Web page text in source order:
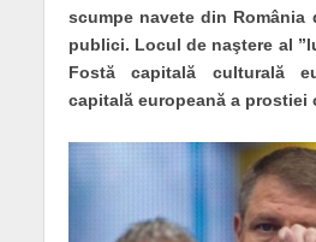
scumpe navete din România
publici. Locul de naştere al
Fostă capitală culturală
capitală europeană a prostiei